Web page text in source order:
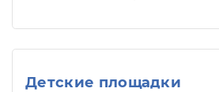
Детские площадки